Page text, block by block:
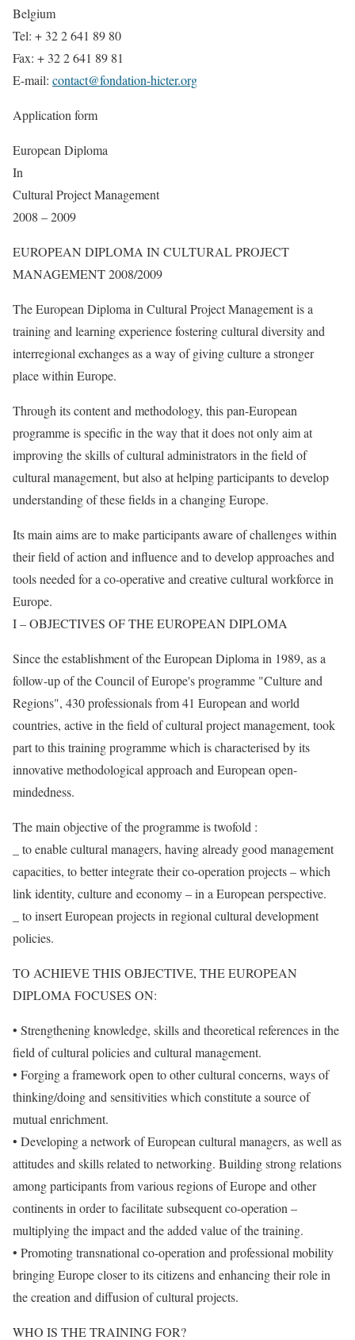
Belgium
Tel: + 32 2 641 89 80
Fax: + 32 2 641 89 81
E-mail: contact@fondation-hicter.org
Application form
European Diploma
In
Cultural Project Management
2008 – 2009
EUROPEAN DIPLOMA IN CULTURAL PROJECT
MANAGEMENT 2008/2009
The European Diploma in Cultural Project Management is a
training and learning experience fostering cultural diversity and
interregional exchanges as a way of giving culture a stronger
place within Europe.
Through its content and methodology, this pan-European
programme is specific in the way that it does not only aim at
improving the skills of cultural administrators in the field of
cultural management, but also at helping participants to develop
understanding of these fields in a changing Europe.
Its main aims are to make participants aware of challenges within
their field of action and influence and to develop approaches and
tools needed for a co-operative and creative cultural workforce in
Europe.
I – OBJECTIVES OF THE EUROPEAN DIPLOMA
Since the establishment of the European Diploma in 1989, as a
follow-up of the Council of Europe's programme "Culture and
Regions", 430 professionals from 41 European and world
countries, active in the field of cultural project management, took
part to this training programme which is characterised by its
innovative methodological approach and European open-
mindedness.
The main objective of the programme is twofold :
_ to enable cultural managers, having already good management
capacities, to better integrate their co-operation projects – which
link identity, culture and economy – in a European perspective.
_ to insert European projects in regional cultural development
policies.
TO ACHIEVE THIS OBJECTIVE, THE EUROPEAN
DIPLOMA FOCUSES ON:
• Strengthening knowledge, skills and theoretical references in the
field of cultural policies and cultural management.
• Forging a framework open to other cultural concerns, ways of
thinking/doing and sensitivities which constitute a source of
mutual enrichment.
• Developing a network of European cultural managers, as well as
attitudes and skills related to networking. Building strong relations
among participants from various regions of Europe and other
continents in order to facilitate subsequent co-operation –
multiplying the impact and the added value of the training.
• Promoting transnational co-operation and professional mobility
bringing Europe closer to its citizens and enhancing their role in
the creation and diffusion of cultural projects.
WHO IS THE TRAINING FOR?